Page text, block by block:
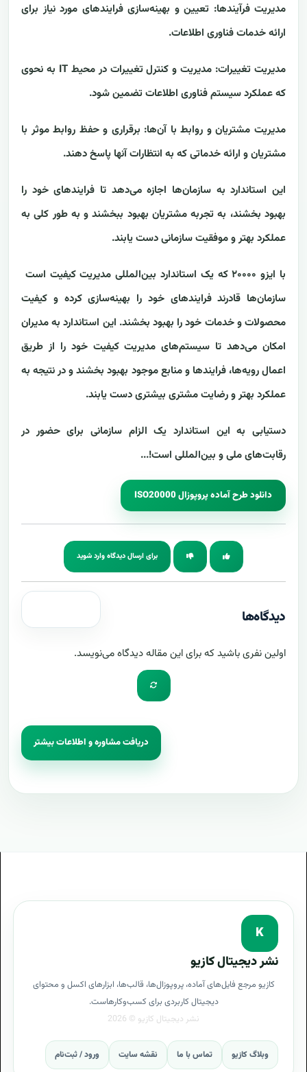
مدیریت فرآیندها: تعیین و بهینه‌سازی فرایندهای مورد نیاز برای
ارائه خدمات فناوری اطلاعات.
مدیریت تغییرات: مدیریت و کنترل تغییرات در محیط IT به نحوی
که عملکرد سیستم فناوری اطلاعات تضمین شود.
مدیریت مشتریان و روابط با آن‌ها: برقراری و حفظ روابط موثر با
مشتریان و ارائه خدماتی که به انتظارات آنها پاسخ دهند.
این استاندارد به سازمان‌ها اجازه می‌دهد تا فرایندهای خود را
بهبود بخشند، به تجربه مشتریان بهبود ببخشند و به طور کلی به
عملکرد بهتر و موفقیت سازمانی دست یابند.
با ایزو ۲۰۰۰۰ که یک استاندارد بین‌المللی مدیریت کیفیت است
سازمان‌ها قادرند فرایندهای خود را بهینه‌سازی کرده و کیفیت
محصولات و خدمات خود را بهبود بخشند. این استاندارد به مدیران
امکان می‌دهد تا سیستم‌های مدیریت کیفیت خود را از طریق
اعمال رویه‌ها، فرایندها و منابع موجود بهبود بخشند و در نتیجه به
عملکرد بهتر و رضایت مشتری بیشتری دست یابند.
دستیابی به این استاندارد یک الزام سازمانی برای حضور در
رقابت‌های ملی و بین‌المللی است!...
دانلود طرح آماده‌ پروپوزال ISO20000
برای ارسال دیدگاه وارد شوید
دیدگاه‌ها
اولین نفری باشید که برای این مقاله دیدگاه می‌نویسد.
دریافت مشاوره و اطلاعات بیشتر
K
نشر دیجیتال کازیو
کازیو مرجع فایل‌های آماده، پروپوزال‌ها، قالب‌ها، ابزارهای اکسل و محتوای
دیجیتال کاربردی برای کسب‌وکارهاست.
وبلاگ کازیو تماس با ما نقشه سایت ورود / ثبت‌نام